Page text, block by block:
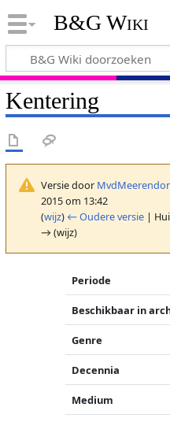
B&G Wiki
Kentering
Versie door
2015 om 13:42
(wijz) ← Oudere versie|
→ (wijz)
Periode
Beschikbaar in
Genre
Decennia
Medium